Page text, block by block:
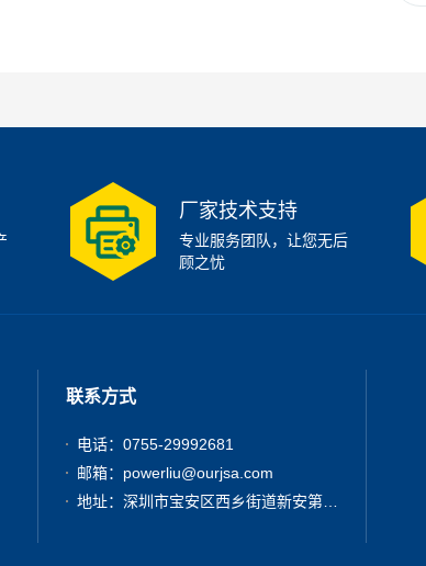
厂家技术支持
专业服务团队，让您无后
顾之忧
联系方式
电话：0755-29992681
邮箱：powerliu@ourjsa.com
地址：深圳市宝安区西乡街道新安第二工业区A3栋6楼南